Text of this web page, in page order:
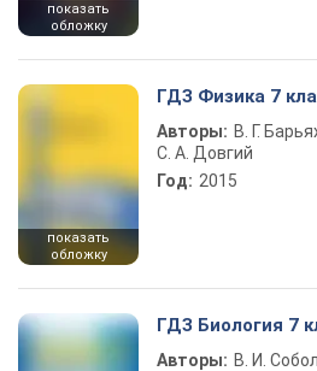
показать
обложку
показать
обложку
ГДЗ Физика 7
Авторы: В. Г.
С. А. Довгий
Год: 2015
ГДЗ Биология 7
Авторы: В. И.